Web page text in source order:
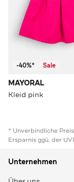
-40%* Sale
MAYORAL
Kleid pink
* Unverbindliche
Ersparnis ggü. der
Unternehmen